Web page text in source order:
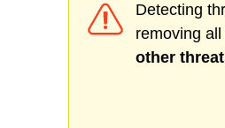
Detecting
removing
other